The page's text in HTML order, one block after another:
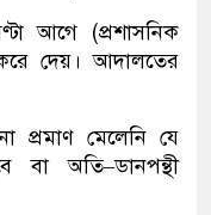
আগে (প্রশাসনিক
দেয়। আদালতের
প্রমাণ মেলেনি যে
বা অতি–ডানপন্থী